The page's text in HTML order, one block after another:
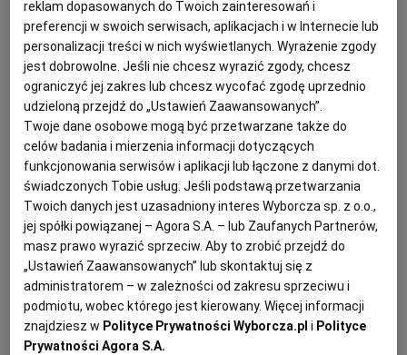
WROCŁAW
ZAKOPANE
ZIELONA GÓRA
Białe szparagi obieramy do 3/4 wysokości
pozostawiając główki nienaruszone. Odcinamy
zdrewniałe końcówki. Szparagi kroimy w
kilkucentymetrowe słupki. Blanszujemy we wrzącej
wodzie przez 3 minuty - dopiero po 2 minutach
zanurzamy główki. Hartujemy w zimnej wodzie i
odcedzamy.
Truskawki pozbawiamy szypułek, szczypior drobno
siekamy. Z kromki chleba przygotowujemy grzanki - na
patelni z odrobiną oleju, lub w piekarniku - również
skropione kilkoma kroplami oliwy.
reklam dopasowanych do Twoich zainteresowań i
preferencji w swoich serwisach, aplikacjach i w Internecie lub
personalizacji treści w nich wyświetlanych. Wyrażenie zgody
jest dobrowolne. Jeśli nie chcesz wyrazić zgody, chcesz
ograniczyć jej zakres lub chcesz wycofać zgodę uprzednio
udzieloną przejdź do „Ustawień Zaawansowanych”.
Twoje dane osobowe mogą być przetwarzane także do
celów badania i mierzenia informacji dotyczących
funkcjonowania serwisów i aplikacji lub łączone z danymi dot.
świadczonych Tobie usług. Jeśli podstawą przetwarzania
Twoich danych jest uzasadniony interes Wyborcza sp. z o.o.,
jej spółki powiązanej – Agora S.A. – lub Zaufanych Partnerów,
masz prawo wyrazić sprzeciw. Aby to zrobić przejdź do
„Ustawień Zaawansowanych” lub skontaktuj się z
administratorem – w zależności od zakresu sprzeciwu i
podmiotu, wobec którego jest kierowany. Więcej informacji
znajdziesz w Polityce Prywatności Wyborcza.pl i Polityce
Prywatności Agora S.A.